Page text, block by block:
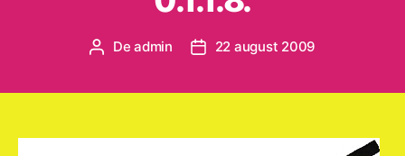
Autor
Deadmin
Dată22 august 2009